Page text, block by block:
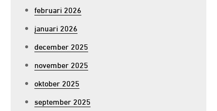
februari 2026
januari 2026
december 2025
november 2025
oktober 2025
september 2025